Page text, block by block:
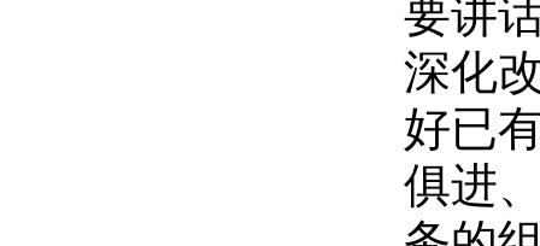
要讲
深化
好已
俱进